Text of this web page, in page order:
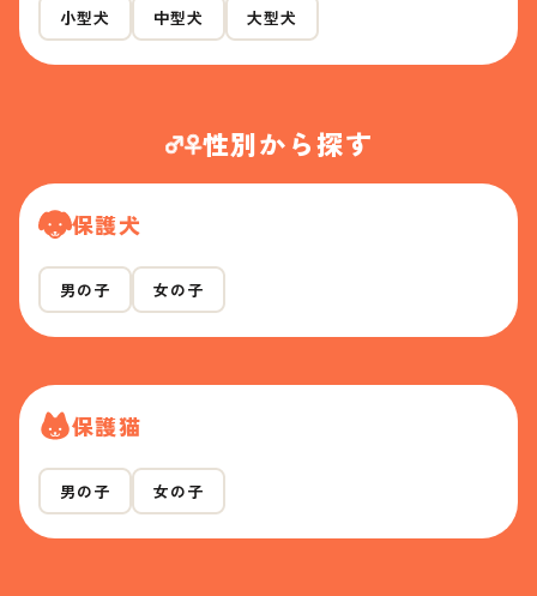
小型犬 中型犬 大型犬
性別から探す
保護犬
男の子 女の子
保護猫
男の子 女の子